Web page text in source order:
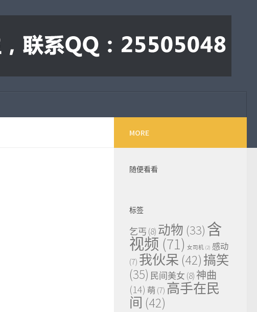
MORE
随便看看
标签
乞丐 (8) 动物 (33)含
视频 (71) 女司机 (2) 感动
(7) 我伙呆 (42)搞笑
(35) 民间美女 (8) 神曲
(14) 萌 (7) 高手在民
间 (42)